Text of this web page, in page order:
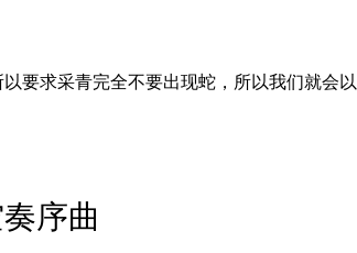
要求采青完全不要出现蛇，所以我们就会
序曲